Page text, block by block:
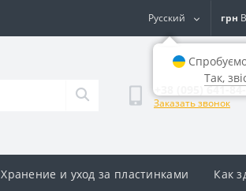
Русский грн
+38 (095) 641-
Заказать звонок
Хранение и уход за пластинками Как
Так,